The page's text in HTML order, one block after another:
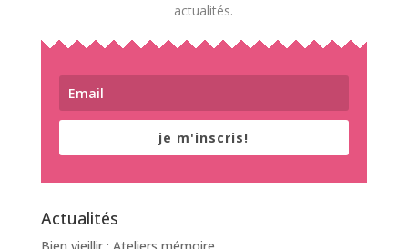
actualités.
je m'inscris!
Actualités
Bien vieillir : Ateliers mémoire